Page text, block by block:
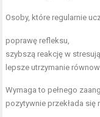
Osoby, które regularnie
poprawę refleksu,
szybszą reakcję w
lepsze utrzymanie
Wymaga to pełnego
pozytywnie przekłada się